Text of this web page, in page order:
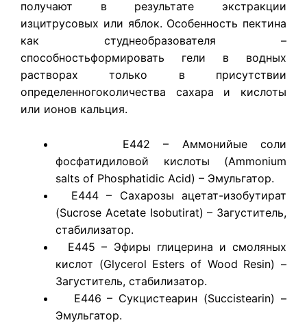
получают в результате экстракции
изцитрусовых или яблок. Особенность пектина
как студнеобразователя –
способностьформировать гели в водных
растворах только в присутствии
определенногоколичества сахара и кислоты
или ионов кальция.
E442 – Аммонийые соли
фосфатидиловой кислоты (Ammonium
salts of Phosphatidic Acid) – Эмульгатор.
E444 – Сахарозы ацетат-изобутират
(Sucrose Acetate Isobutirat) – Загуститель,
стабилизатор.
E445 – Эфиры глицерина и смоляных
кислот (Glycerol Esters of Wood Resin) –
Загуститель, стабилизатор.
E446 – Сукцистеарин (Succistearin) –
Эмульгатор.